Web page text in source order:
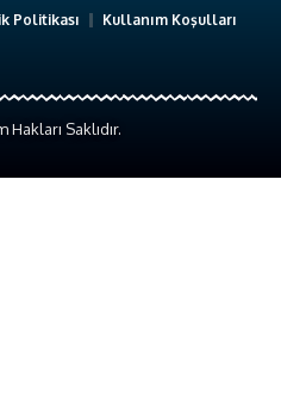
Politikası
Kullanım Koşulları
Saklıdır.